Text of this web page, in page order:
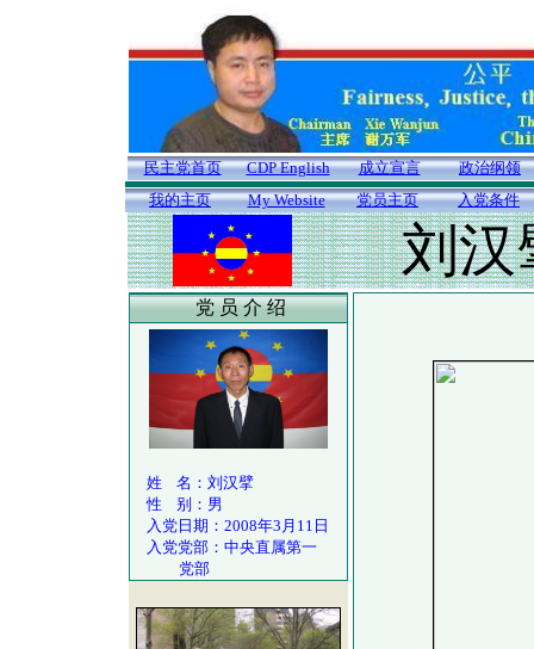
民主党首页 CDP English 成立宣言
政治纲领
我的主页
My Website 党员主页 入党条件
刘汉
党 员 介 绍
姓 名：刘汉擘
性 别：男
入党日期：2008年3月11日
入党党部：中央直属第一
党部